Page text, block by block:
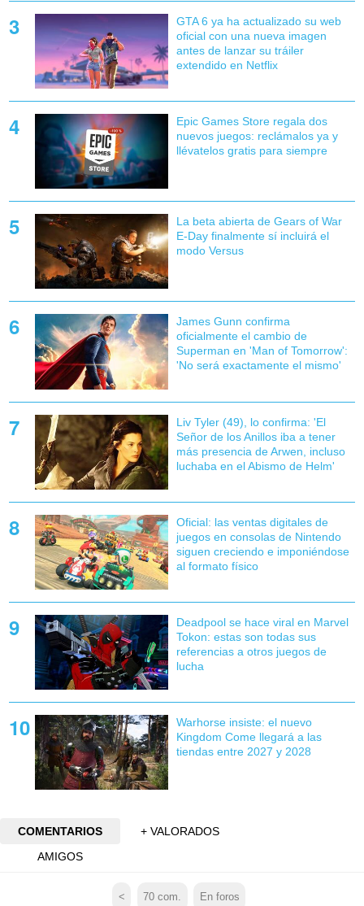
GTA 6 ya ha actualizado su web
oficial con una nueva imagen
antes de lanzar su tráiler
extendido en Netflix
Epic Games Store regala dos
nuevos juegos: reclámalos ya y
llévatelos gratis para siempre
La beta abierta de Gears of War
E-Day finalmente sí incluirá el
modo Versus
James Gunn confirma
oficialmente el cambio de
Superman en 'Man of Tomorrow':
'No será exactamente el mismo'
Liv Tyler (49), lo confirma: 'El
Señor de los Anillos iba a tener
más presencia de Arwen, incluso
luchaba en el Abismo de Helm'
Oficial: las ventas digitales de
juegos en consolas de Nintendo
siguen creciendo e imponiéndose
al formato físico
Deadpool se hace viral en Marvel
Tokon: estas son todas sus
referencias a otros juegos de
lucha
Warhorse insiste: el nuevo
Kingdom Come llegará a las
tiendas entre 2027 y 2028
COMENTARIOS
+ VALORADOS
AMIGOS
< 70 com. En foros